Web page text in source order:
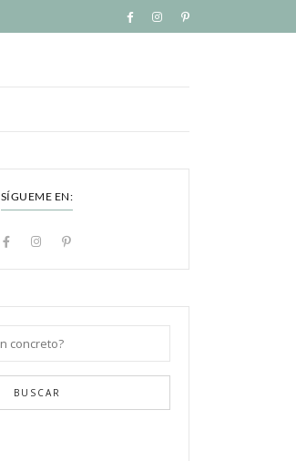
SÍGUEME EN:
BUSCAR